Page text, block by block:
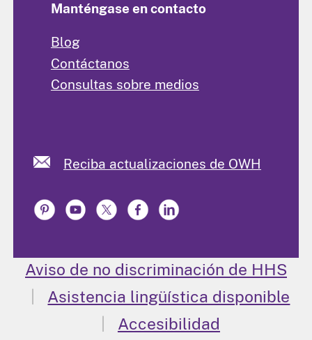
Manténgase en contacto
Blog
Contáctanos
Consultas sobre medios
Reciba actualizaciones de OWH
Aviso de no discriminación de HHS
Asistencia lingüística disponible
Accesibilidad